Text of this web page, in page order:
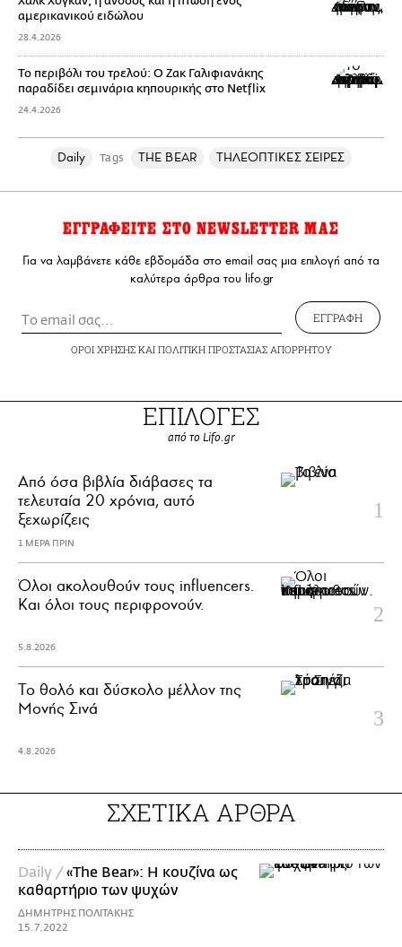
αμερικανικού ειδώλου
28.4.2026
Το περιβόλι του τρελού: Ο Ζακ Γαλιφιανάκης
παραδίδει σεμινάρια κηπουρικής στο Netflix
24.4.2026
Daily Tags THE BEAR ΤΗΛΕΟΠΤΙΚΕΣ ΣΕΙΡΕΣ
ΕΓΓΡΑΦΕΙΤΕ ΣΤΟ NEWSLETTER ΜΑΣ
Για να λαμβάνετε κάθε εβδομάδα στο email σας μια επιλογή από τα
καλύτερα άρθρα του lifo.gr
ΕΓΓΡΑΦΗ
ΟΡΟΙ ΧΡΗΣΗΣΚΑΙ ΠΟΛΙΤΙΚΗ ΠΡΟΣΤΑΣΙΑΣ ΑΠΟΡΡΗΤΟΥ
ΕΠΙΛΟΓΕΣ
από το Lifo.gr
Από όσα βιβλία διάβασες τα
τελευταία 20 χρόνια, αυτό
ξεχωρίζεις
1 ΜΕΡΑ ΠΡΙΝ
Όλοι ακολουθούν τους influencers.
Και όλοι τους περιφρονούν.
5.8.2026
Το θολό και δύσκολο μέλλον της
Μονής Σινά
4.8.2026
ΣΧΕΤΙΚΑ ΑΡΘΡΑ
Daily /«The Bear»: Η κουζίνα ως
καθαρτήριο των ψυχών
ΔΗΜΗΤΡΗΣ ΠΟΛΙΤΑΚΗΣ
15.7.2022